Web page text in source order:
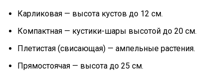
Карликовая — высота кустов до 12 см.
Компактная — кустики-шары высотой до 20 см.
Плетистая (свисающая) — ампельные растения.
Прямостоячая — высота до 25 см.